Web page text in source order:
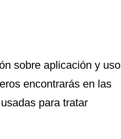
sobre aplicación y uso
encontrarás en las
para tratar